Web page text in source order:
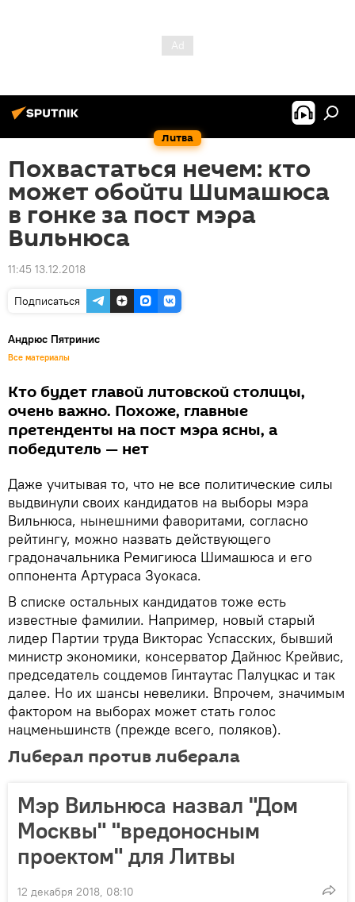
Литва
Похвастаться нечем: кто
может обойти Шимашюса
в гонке за пост мэра
Вильнюса
11:45 13.12.2018
Подписаться
Андрюс Пятринис
Все материалы
Кто будет главой литовской столицы,
очень важно. Похоже, главные
претенденты на пост мэра ясны, а
победитель — нет
Даже учитывая то, что не все политические силы
выдвинули своих кандидатов на выборы мэра
Вильнюса, нынешними фаворитами, согласно
рейтингу, можно назвать действующего
градоначальника Ремигиюса Шимашюса и его
оппонента Артураса Зуокаса.
В списке остальных кандидатов тоже есть
известные фамилии. Например, новый старый
лидер Партии труда Викторас Успасских, бывший
министр экономики, консерватор Дайнюс Крейвис,
председатель соцдемов Гинтаутас Палуцкас и так
далее. Но их шансы невелики. Впрочем, значимым
фактором на выборах может стать голос
нацменьшинств (прежде всего, поляков).
Либерал против либерала
Мэр Вильнюса назвал "Дом
Москвы" "вредоносным
проектом" для Литвы
12 декабря 2018, 08:10